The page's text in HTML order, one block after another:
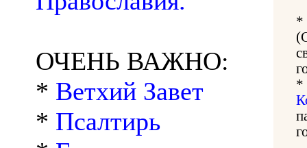
ОЧЕНЬ ВАЖНО:
* Ветхий Завет
* Псалтирь
*
*